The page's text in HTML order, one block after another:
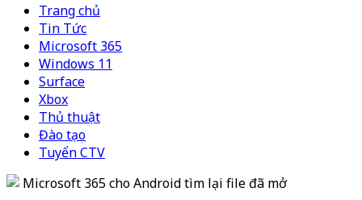
Trang chủ
Tin Tức
Microsoft 365
Windows 11
Surface
Xbox
Thủ thuật
Đào tạo
Tuyển CTV